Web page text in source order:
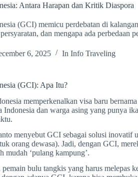
Antara Harapan dan Kritik Diaspora
(GCI) memicu perdebatan di
dan mengapa ada perbedaan
6, 2025 In Info Traveling
(GCI): Apa Itu?
memperkenalkan visa baru
dan warga asing yang punya
menyebut GCI sebagai solusi inovatif
orang dewasa). Jadi, dengan GCI,
mudah ‘pulang kampung’.
bulu tangkis yang harus melepas